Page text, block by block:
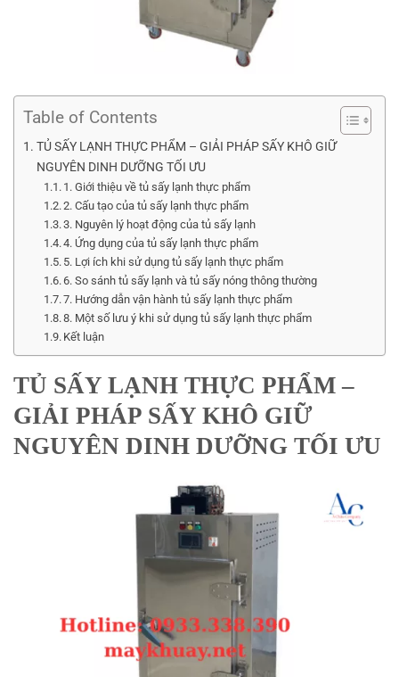
Table of Contents
TỦ SẤY LẠNH THỰC PHẨM – GIẢI PHÁP SẤY KHÔ GIỮ
NGUYÊN DINH DƯỠNG TỐI ƯU
1. Giới thiệu về tủ sấy lạnh thực phẩm
2. Cấu tạo của tủ sấy lạnh thực phẩm
3. Nguyên lý hoạt động của tủ sấy lạnh
4. Ứng dụng của tủ sấy lạnh thực phẩm
5. Lợi ích khi sử dụng tủ sấy lạnh thực phẩm
6. So sánh tủ sấy lạnh và tủ sấy nóng thông thường
7. Hướng dẫn vận hành tủ sấy lạnh thực phẩm
8. Một số lưu ý khi sử dụng tủ sấy lạnh thực phẩm
Kết luận
TỦ SẤY LẠNH THỰC PHẨM –
GIẢI PHÁP SẤY KHÔ GIỮ
NGUYÊN DINH DƯỠNG TỐI ƯU